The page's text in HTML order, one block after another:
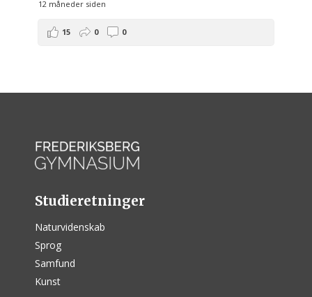
12 måneder siden
15 0 0
Studieretninger
Naturvidenskab
Sprog
Samfund
Kunst